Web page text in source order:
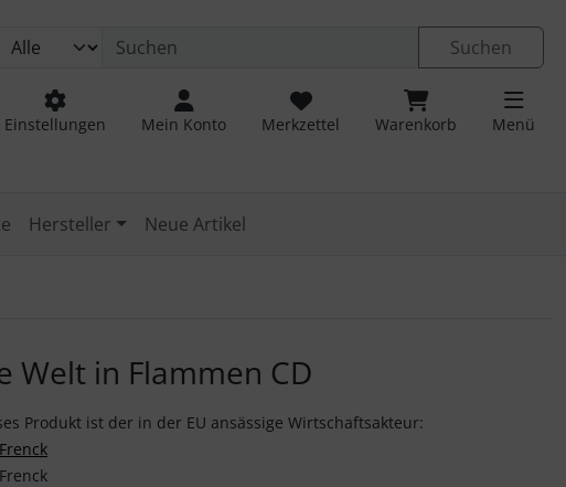
Springe zu den allgemeinen Informationen
Suchen
Einstellungen Mein Konto Merkzettel Warenkorb Menü
Hersteller Neue Artikel
Welt in Flammen CD
Produkt ist der in der EU ansässige Wirtschaftsakteur: